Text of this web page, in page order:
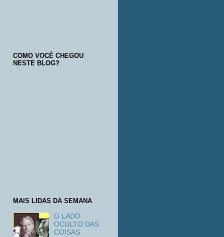
COMO VOCÊ CHEGOU
NESTE BLOG?
MAIS LIDAS DA SEMANA
O LADO
OCULTO DAS
COISAS